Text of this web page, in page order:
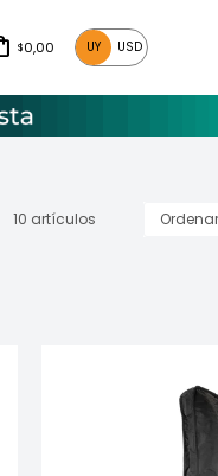
$0,00 UY USD
10 artículos